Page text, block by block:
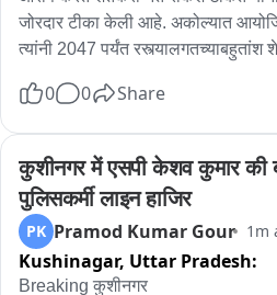
जोरदार टीका केली आहे. अकोल्यात
त्यांनी 2047 पर्यंत रस्त्यालगतच्याबहुतांश
उभारण्याची वेळ आली असून, योग्य वेळी
अकोल्यात आयोजित शेतकरी सभेत
यांनी शेतकऱ्यांच्या जमिनींबाबत चिंता व्यक्त
शेतीजमिनी व्यापाऱ्यांकडून मोठ्या
पर्यंतबहुतांश जमिनी व्यापाऱ्यांच्या
व्यक्त केले. शेतकऱ्यांच्या विविध प्रश्नांवर
0 0 Share
कुशीनगर में एसपी केशव कुमार की
पुलिसकर्मी लाइन हाजिर
PK Pramod Kumar Gour 1m
Kushinagar, Uttar Pradesh:
Breaking कुशीनगर